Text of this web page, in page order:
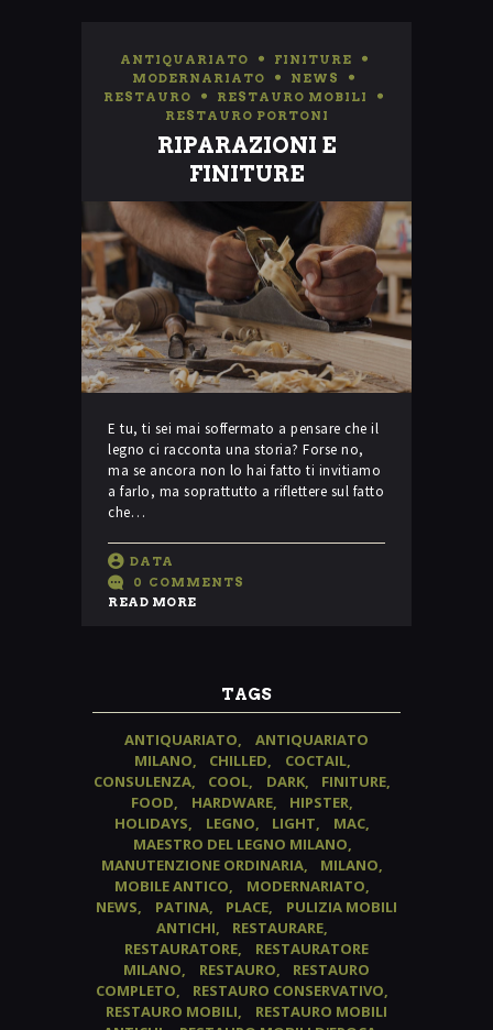
ANTIQUARIATO FINITURE
MODERNARIATO
NEWS
RESTAURO
RESTAURO MOBILI
RESTAURO PORTONI
RIPARAZIONI E
FINITURE
E tu, ti sei mai soffermato a pensare che il
legno ci racconta una storia? Forse no,
ma se ancora non lo hai fatto ti invitiamo
a farlo, ma soprattutto a riflettere sul fatto
che…
DATA
0 COMMENTS
READ MORE
TAGS
ANTIQUARIATO
ANTIQUARIATO
MILANO
CHILLED
COCTAIL
CONSULENZA
COOL DARK
FINITURE
FOOD
HARDWARE
HIPSTER
HOLIDAYS
LEGNO LIGHT
MAC
MAESTRO DEL LEGNO MILANO
MANUTENZIONE ORDINARIA
MILANO
MOBILE ANTICO
MODERNARIATO
NEWS
PATINA PLACE
PULIZIA MOBILI
ANTICHI
RESTAURARE
RESTAURATORE
RESTAURATORE
MILANO
RESTAURO
RESTAURO
COMPLETO
RESTAURO CONSERVATIVO
RESTAURO MOBILI
RESTAURO MOBILI